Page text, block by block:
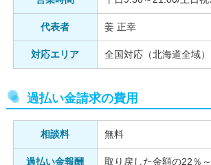
代表者 姜 正幸
対応エリア 全国対応（北海道全域）
過払い金請求の費用
相談料 無料
過払い金報酬 取り戻した金額の22％～